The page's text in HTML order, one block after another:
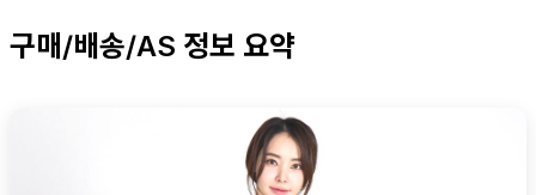
구매/배송/AS 정보 요약